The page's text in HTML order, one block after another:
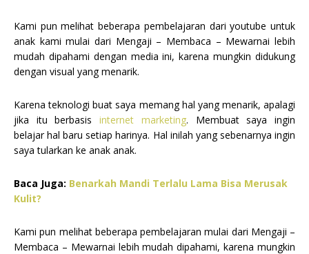
Kami pun melihat beberapa pembelajaran dari youtube untuk
anak kami mulai dari Mengaji – Membaca – Mewarnai lebih
mudah dipahami dengan media ini, karena mungkin didukung
dengan visual yang menarik.
Karena teknologi buat saya memang hal yang menarik, apalagi
jika itu berbasisinternet marketing. Membuat saya ingin
belajar hal baru setiap harinya. Hal inilah yang sebenarnya ingin
saya tularkan ke anak anak.
Baca Juga: Benarkah Mandi Terlalu Lama Bisa Merusak
Kulit?
Kami pun melihat beberapa pembelajaran mulai dari Mengaji –
Membaca – Mewarnai lebih mudah dipahami, karena mungkin